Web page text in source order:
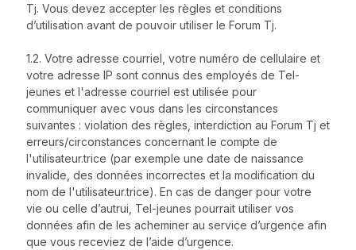
Tj. Vous devez accepter les règles et conditions
d’utilisation avant de pouvoir utiliser le Forum Tj.
1.2. Votre adresse courriel, votre numéro de cellulaire et
votre adresse IP sont connus des employés de Tel-
jeunes et l'adresse courriel est utilisée pour
communiquer avec vous dans les circonstances
suivantes : violation des règles, interdiction au Forum Tj et
erreurs/circonstances concernant le compte de
l'utilisateur.trice (par exemple une date de naissance
invalide, des données incorrectes et la modification du
nom de l'utilisateur.trice). En cas de danger pour votre
vie ou celle d’autrui, Tel-jeunes pourrait utiliser vos
données afin de les acheminer au service d’urgence afin
que vous receviez de l’aide d’urgence.